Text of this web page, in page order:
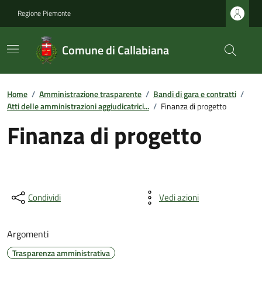
Regione Piemonte
Comune di Callabiana
Home / Amministrazione trasparente / Bandi di gara e contratti /
Atti delle amministrazioni aggiudicatrici... / Finanza di progetto
Finanza di progetto
Condividi Vedi azioni
Argomenti
Trasparenza amministrativa